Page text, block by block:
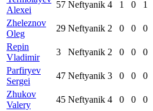
Alexei
57 Neftyanik 4 1 0 1
Zheleznov
Oleg
29 Neftyanik 2 0 0 0
Repin
Vladimir
3 Neftyanik 2 0 0 0
Parfiryev
Sergei
47 Neftyanik 3 0 0 0
Zhukov
Valery
45 Neftyanik 4 0 0 0